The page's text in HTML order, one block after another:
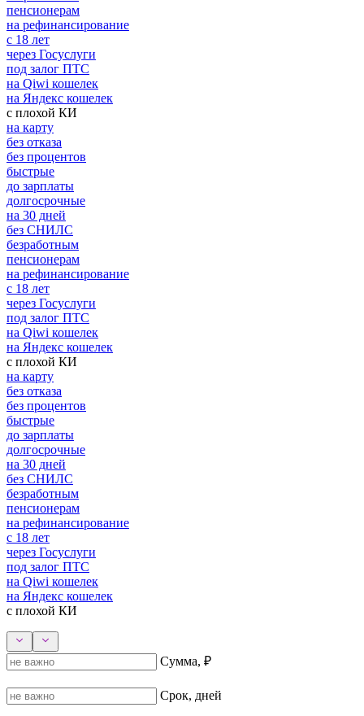
пенсионерам
на рефинансирование
с 18 лет
через Госуслуги
под залог ПТС
на Qiwi кошелек
на Яндекс кошелек
с плохой КИ
на карту
без отказа
без процентов
быстрые
до зарплаты
долгосрочные
на 30 дней
без СНИЛС
безработным
пенсионерам
на рефинансирование
с 18 лет
через Госуслуги
под залог ПТС
на Qiwi кошелек
на Яндекс кошелек
с плохой КИ
на карту
без отказа
без процентов
быстрые
до зарплаты
долгосрочные
на 30 дней
без СНИЛС
безработным
пенсионерам
на рефинансирование
с 18 лет
через Госуслуги
под залог ПТС
на Qiwi кошелек
на Яндекс кошелек
с плохой КИ
Сумма, ₽
Срок, дней